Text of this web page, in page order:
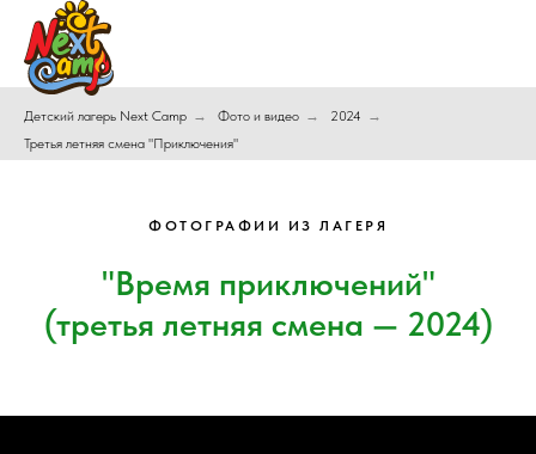
Детский лагерь Next Camp → Фото и видео → 2024 →
Третья летняя смена "Приключения"
ФОТОГРАФИИ ИЗ ЛАГЕРЯ
"Время приключений"
(третья летняя смена — 2024)